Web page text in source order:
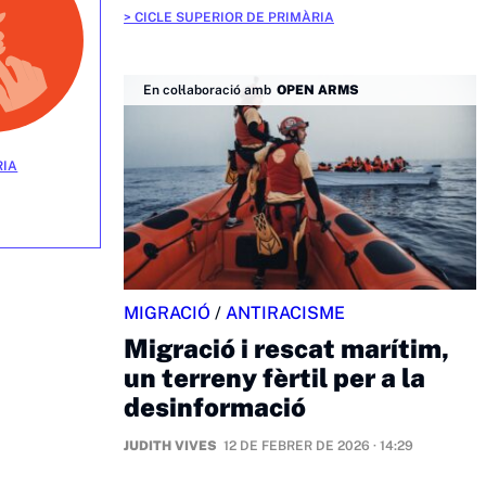
CICLE SUPERIOR DE PRIMÀRIA
En col·laboració amb OPEN ARMS
MIGRACIÓ / ANTIRACISME
Migració i rescat marítim,
un terreny fèrtil per a la
desinformació
JUDITH VIVES 12 DE FEBRER DE 2026 · 14:29